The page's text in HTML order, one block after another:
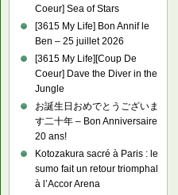
Coeur] Sea of Stars
[3615 My Life] Bon Annif le
Ben – 25 juillet 2026
[3615 My Life][Coup De
Coeur] Dave the Diver in the
Jungle
お誕生日おめでとうございま
す二十年 – Bon Anniversaire
20 ans!
Kotozakura sacré à Paris : le
sumo fait un retour triomphal
à l’Accor Arena